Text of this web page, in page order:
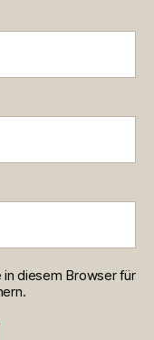
diesem Browser für